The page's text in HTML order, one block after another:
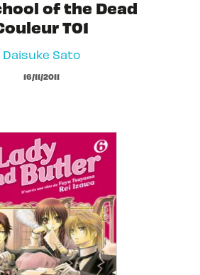
of the Dead
T01
Daisuke Sato
16/11/2011